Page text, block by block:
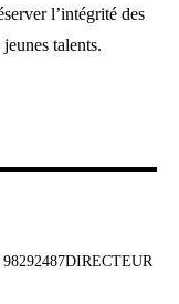
l’intégrité des
talents.